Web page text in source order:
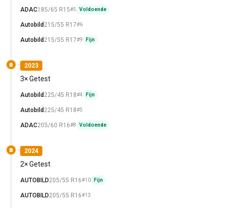
ADAC185/65 R15#5 Voldoende
Autobild 215/55 R17#6
Autobild 215/55 R17#9 Fijn
2023
3× Getest
Autobild 225/45 R18#4 Fijn
Autobild 225/45 R18#5
ADAC205/60 R16#8 Voldoende
2024
2× Getest
AUTOBILD205/55 R16#10 Fijn
AUTOBILD205/55 R16#13